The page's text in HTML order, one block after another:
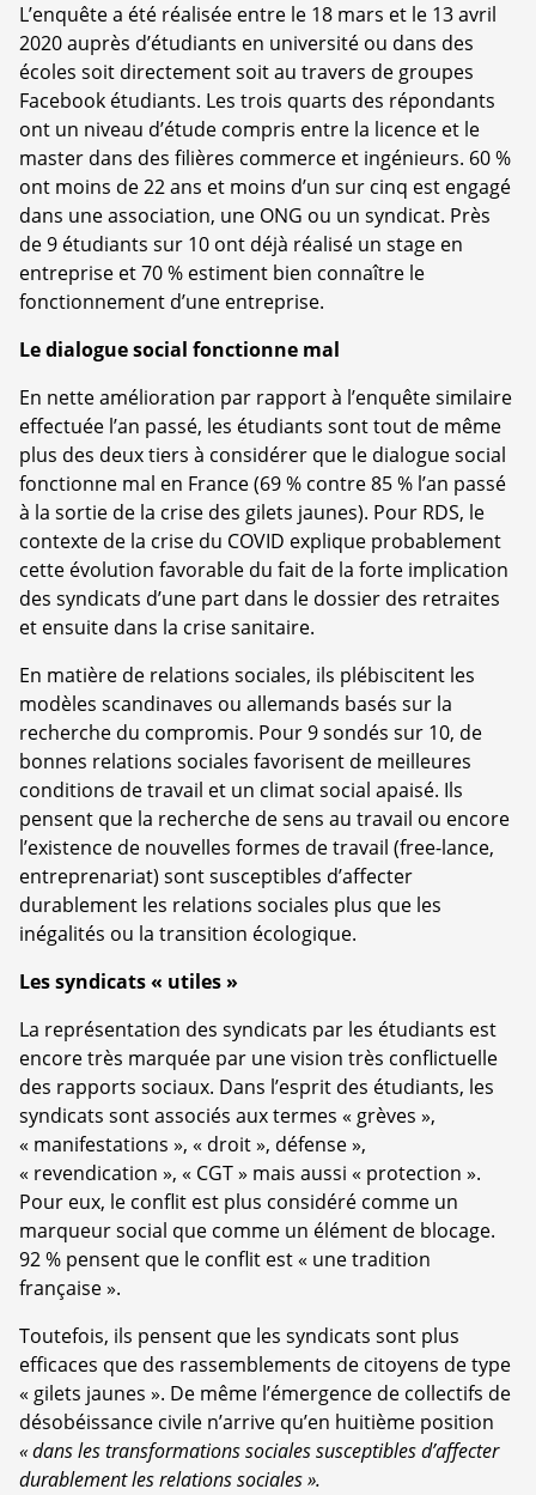
L’enquête a été réalisée entre le 18 mars et le 13 avril
2020 auprès d’étudiants en université ou dans des
écoles soit directement soit au travers de groupes
Facebook étudiants. Les trois quarts des répondants
ont un niveau d’étude compris entre la licence et le
master dans des filières commerce et ingénieurs. 60 %
ont moins de 22 ans et moins d’un sur cinq est engagé
dans une association, une ONG ou un syndicat. Près
de 9 étudiants sur 10 ont déjà réalisé un stage en
entreprise et 70 % estiment bien connaître le
fonctionnement d’une entreprise.
Le dialogue social fonctionne mal
En nette amélioration par rapport à l’enquête similaire
effectuée l’an passé, les étudiants sont tout de même
plus des deux tiers à considérer que le dialogue social
fonctionne mal en France (69 % contre 85 % l’an passé
à la sortie de la crise des gilets jaunes). Pour RDS, le
contexte de la crise du COVID explique probablement
cette évolution favorable du fait de la forte implication
des syndicats d’une part dans le dossier des retraites
et ensuite dans la crise sanitaire.
En matière de relations sociales, ils plébiscitent les
modèles scandinaves ou allemands basés sur la
recherche du compromis. Pour 9 sondés sur 10, de
bonnes relations sociales favorisent de meilleures
conditions de travail et un climat social apaisé. Ils
pensent que la recherche de sens au travail ou encore
l’existence de nouvelles formes de travail (free-lance,
entreprenariat) sont susceptibles d’affecter
durablement les relations sociales plus que les
inégalités ou la transition écologique.
Les syndicats « utiles »
La représentation des syndicats par les étudiants est
encore très marquée par une vision très conflictuelle
des rapports sociaux. Dans l’esprit des étudiants, les
syndicats sont associés aux termes « grèves »,
« manifestations », « droit », défense »,
« revendication », « CGT » mais aussi « protection ».
Pour eux, le conflit est plus considéré comme un
marqueur social que comme un élément de blocage.
92 % pensent que le conflit est « une tradition
française ».
Toutefois, ils pensent que les syndicats sont plus
efficaces que des rassemblements de citoyens de type
« gilets jaunes ». De même l’émergence de collectifs de
désobéissance civile n’arrive qu’en huitième position
« dans les transformations sociales susceptibles d’affecter
durablement les relations sociales ».